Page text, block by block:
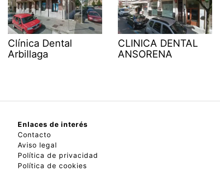
Clínica Dental
Arbillaga
CLINICA DENTAL
ANSORENA
Enlaces de interés
Contacto
Aviso legal
Política de privacidad
Política de cookies